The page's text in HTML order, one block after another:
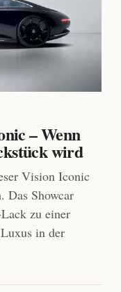
– Wenn
wird
Vision Iconic
Das Showcar
zu einer
in der